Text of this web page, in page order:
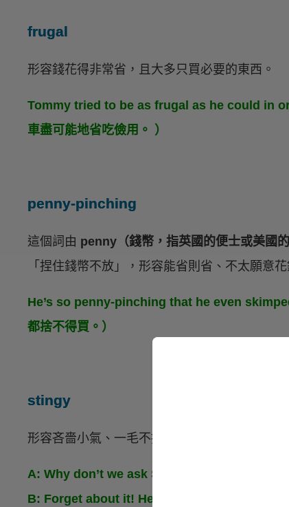
frugal
形容錢花得非常省，且大多只買必要的東西。
Tommy tried to be as frugal as he could in
車盡可能地省吃儉用。 ）
penny-pinching
這個詞由 penny（錢幣，指英國的便士或美國的
「捏住錢幣不放」，形容能省則省、不太願意
He’s so penny-pinching that he even
都捨不得買。）
stingy
形容吝嗇小氣、一毛不拔，大多是負面含意。
A: Why don’t we ask Simon?（我們為什麼不
B: Forget about it! He’s too stingy to donate